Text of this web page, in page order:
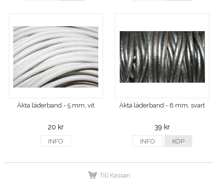
Äkta läderband - 5 mm, vit
20 kr
INFO
Äkta läderband - 6 mm, svart
39 kr
INFO KÖP
Till Kassan